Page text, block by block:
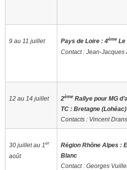
9 au 11 juillet Pays de Loire : 4ème Le
Contact : Jean-Jacques
12 au 14 juillet 2ème Rallye pour MG
TC : Bretagne (Lohéac)
Contacts : Vincent
30 juillet au 1er
août
Région Rhône Alpes :
Blanc
Contact : Georges